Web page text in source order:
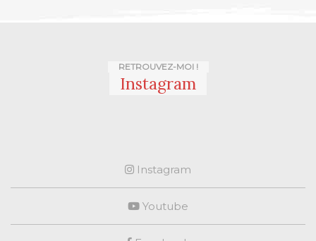
RETROUVEZ-MOI !
Instagram
Instagram
Youtube